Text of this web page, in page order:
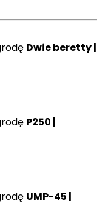
Dwie beretty |
P250 |
UMP-45 |